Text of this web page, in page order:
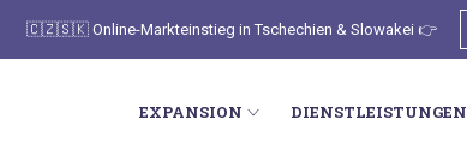
🇨🇿🇸🇰 Online-Markteinstieg in Tschechien & Slowakei 👉
EXPANSION DIENSTLEISTUNGEN